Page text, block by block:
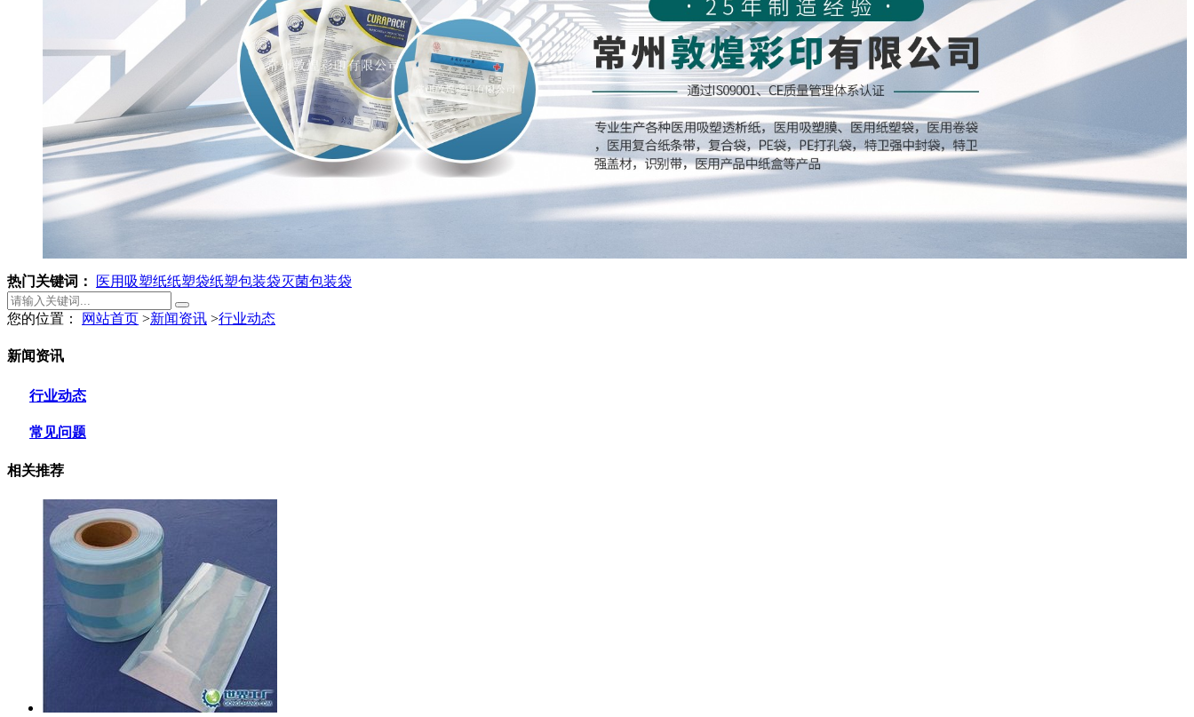
热门关键词： 医用吸塑纸纸塑袋纸塑包装袋灭菌包装袋
您的位置： 网站首页 >新闻资讯 >行业动态
新闻资讯
行业动态
常见问题
相关推荐